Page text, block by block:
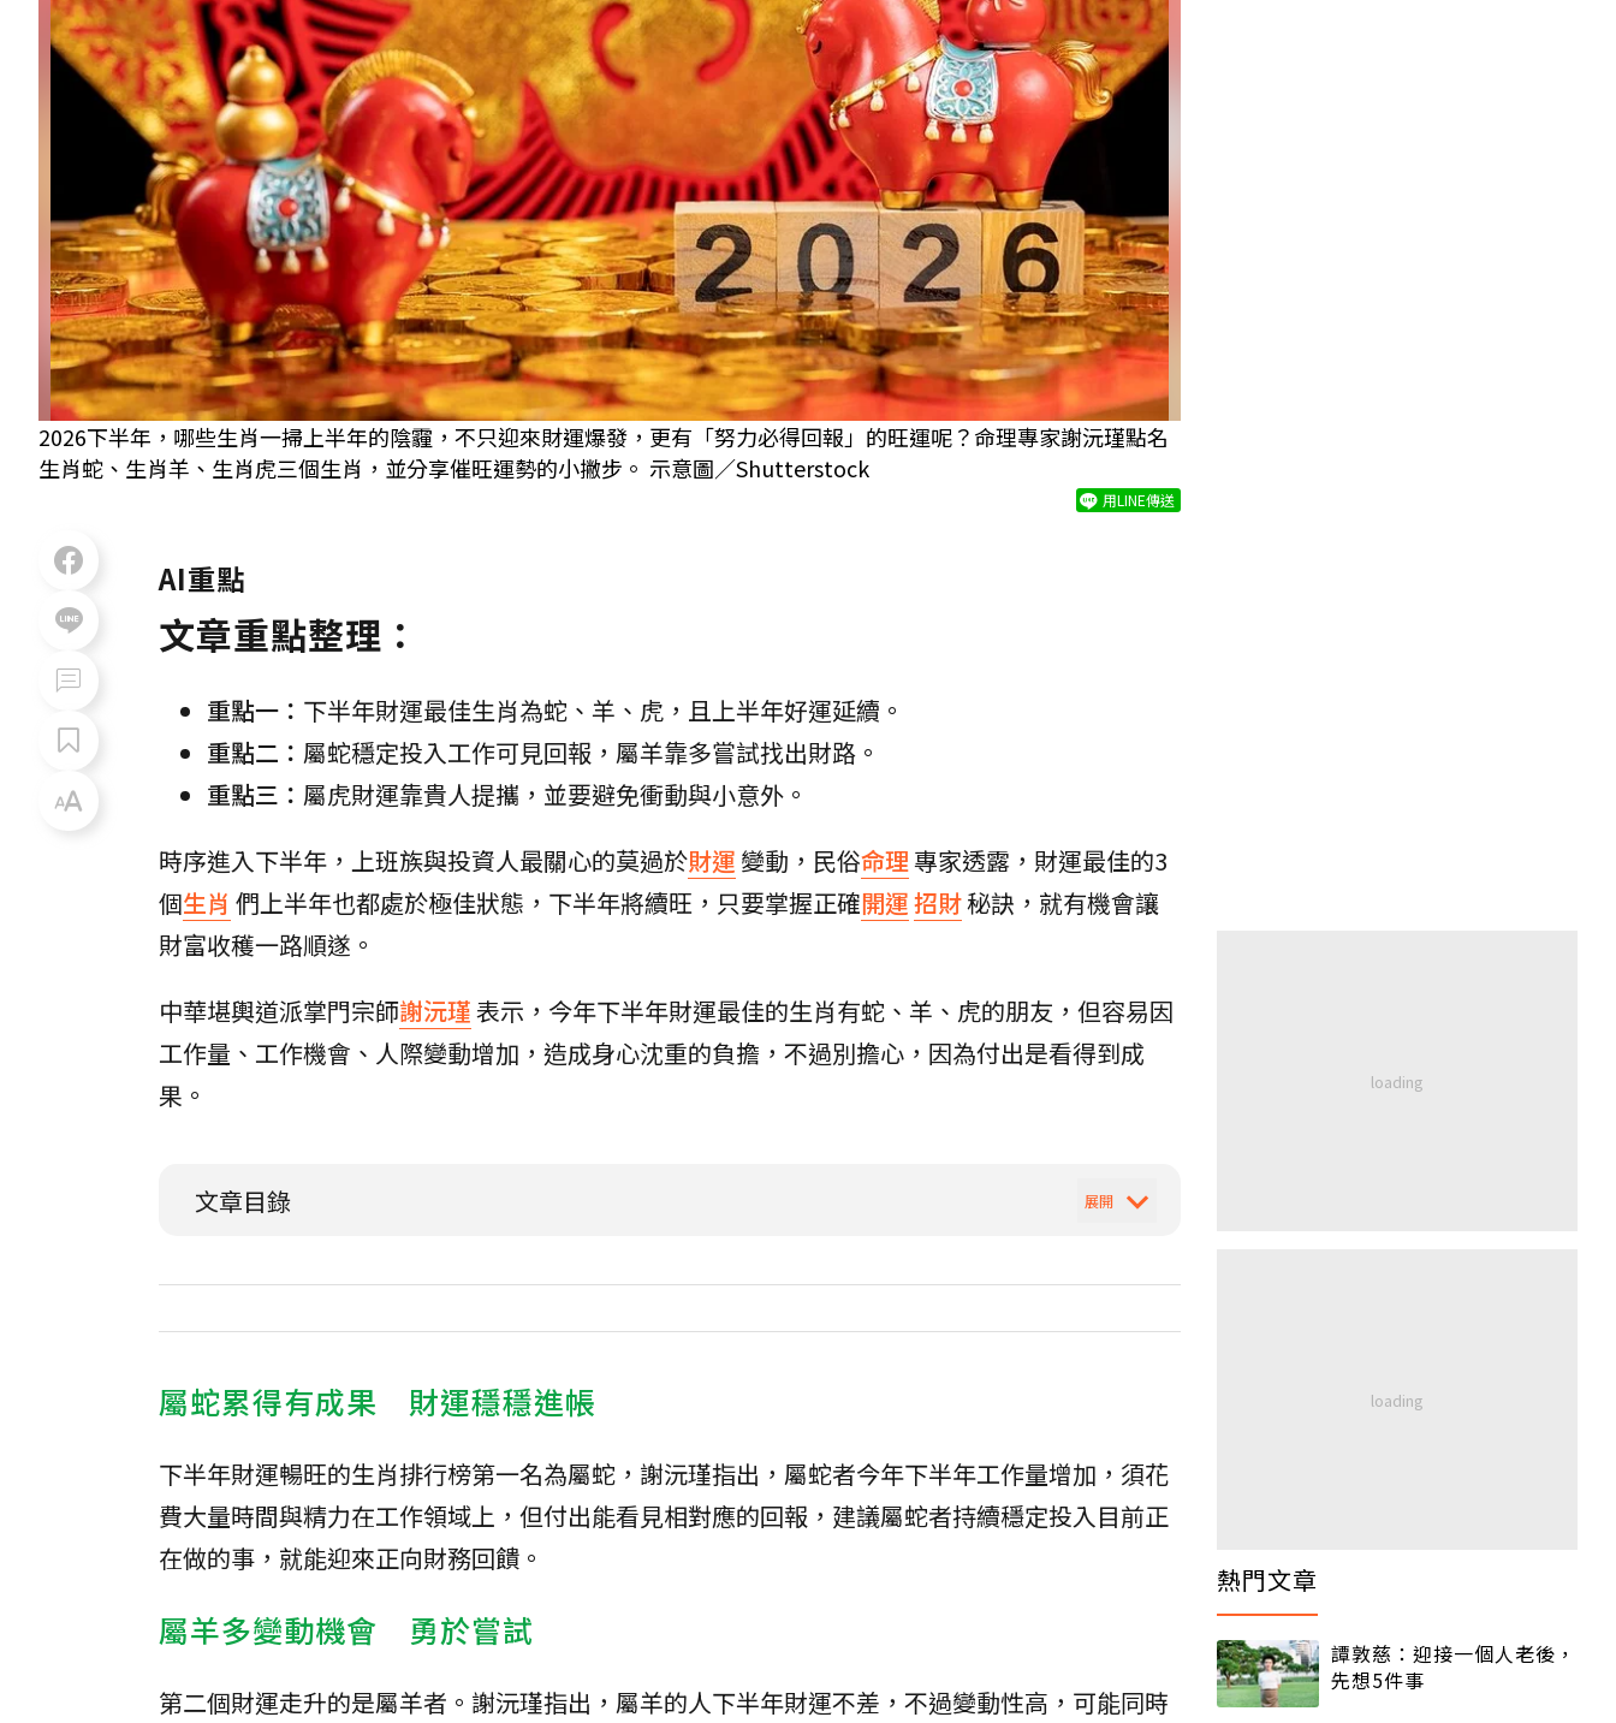
2026下半年，哪些生肖一掃上半年的陰霾，不只迎來財運爆發，更有「努力必得回報」的旺運呢？命理專家謝沅瑾點名
生肖蛇、生肖羊、生肖虎三個生肖，並分享催旺運勢的小撇步。 示意圖／Shutterstock
用LINE傳送
AI重點
文章重點整理：
重點一： 下半年財運最佳生肖為蛇、羊、虎，且上半年好運延續。
重點二： 屬蛇穩定投入工作可見回報，屬羊靠多嘗試找出財路。
重點三： 屬虎財運靠貴人提攜，並要避免衝動與小意外。
時序進入下半年，上班族與投資人最關心的莫過於財運 變動，民俗命理專家透露，財運最佳的3
個生肖 們上半年也都處於極佳狀態，下半年將續旺，只要掌握正確開運招財秘訣，就有機會讓
財富收穫一路順遂。
中華堪輿道派掌門宗師謝沅瑾表示，今年下半年財運最佳的生肖有蛇、羊、虎的朋友，但容易因
工作量、工作機會、人際變動增加，造成身心沈重的負擔，不過別擔心，因為付出是看得到成
果。
文章目錄
屬蛇累得有成果 財運穩穩進帳
下半年財運暢旺的生肖排行榜第一名為屬蛇，謝沅瑾指出，屬蛇者今年下半年工作量增加，須花
費大量時間與精力在工作領域上，但付出能看見相對應的回報，建議屬蛇者持續穩定投入目前正
在做的事，就能迎來正向財務回饋。
屬羊多變動機會 勇於嘗試
第二個財運走升的是屬羊者。謝沅瑾指出，屬羊的人下半年財運不差，不過變動性高，可能同時
熱門文章
譚敦慈：迎接一個人老後，
先想5件事